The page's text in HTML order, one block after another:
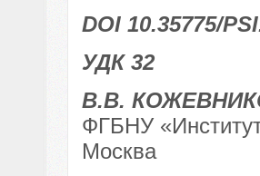
DOI 10.35775/
УДК 32
В.В.
ФГБНУ
Москва